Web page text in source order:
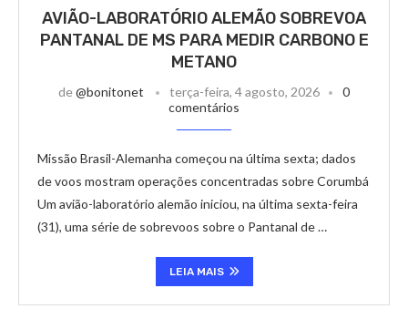
AVIÃO-LABORATÓRIO ALEMÃO SOBREVOA
PANTANAL DE MS PARA MEDIR CARBONO E
METANO
de@bonitonet terça-feira, 4 agosto, 2026
0
comentários
Missão Brasil-Alemanha começou na última sexta; dados
de voos mostram operações concentradas sobre Corumbá
Um avião-laboratório alemão iniciou, na última sexta-feira
(31), uma série de sobrevoos sobre o Pantanal de …
LEIA MAIS